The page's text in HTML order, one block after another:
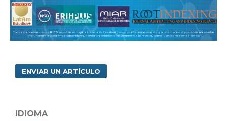
ENVIAR UN ARTÍCULO
IDIOMA